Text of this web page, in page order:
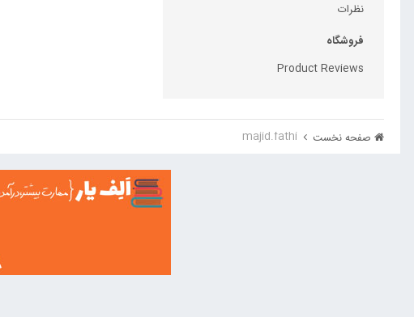
نظرات
فروشگاه
Product Reviews
صفحه نخست majid.fathi